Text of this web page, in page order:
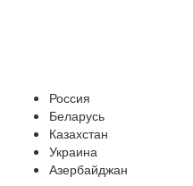
Россия
Беларусь
Казахстан
Украина
Азербайджан